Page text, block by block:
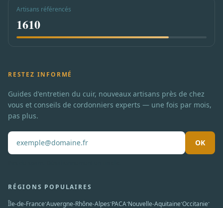
Artisans référencés
1610
RESTEZ INFORMÉ
Guides d'entretien du cuir, nouveaux artisans près de chez
vous et conseils de cordonniers experts — une fois par mois,
pas plus.
OK
RÉGIONS POPULAIRES
Île-de-France·Auvergne-Rhône-Alpes·PACA·Nouvelle-Aquitaine·Occitanie·